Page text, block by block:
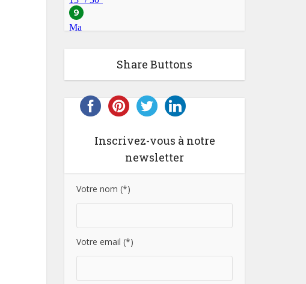
Share Buttons
Inscrivez-vous à notre
newsletter
Votre nom (*)
Votre email (*)